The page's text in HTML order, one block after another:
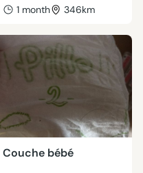
1 month 346km
Couche bébé